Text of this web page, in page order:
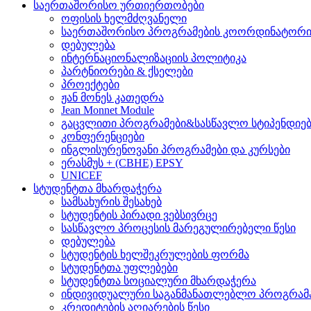
საერთაშორისო ურთიერთობები
ოფისის ხელმძღვანელი
საერთაშორისო პროგრამების კოორდინატორი
დებულება
ინტერნაციონალიზაციის პოლიტიკა
პარტნიორები & ქსელები
პროექტები
ჟან მონეს კათედრა
Jean Monnet Module
გაცვლითი პროგრამები&სასწავლო
კონფერენციები
ინგლისურენოვანი პროგრამები და კურსები
ერასმუს + (CBHE) EPSY
UNICEF
სტუდენტთა მხარდაჭერა
სამსახურის შესახებ
სტუდენტის პირადი ვებსივრცე
სასწავლო პროცესის მარეგულირებელი წესი
დებულება
სტუდენტის ხელშეკრულების ფორმა
სტუდენტთა უფლებები
სტუდენტთა სოციალური მხარდაჭერა
ინდივიდუალური საგანმანათლებლო
კრედიტების აღიარების წესი